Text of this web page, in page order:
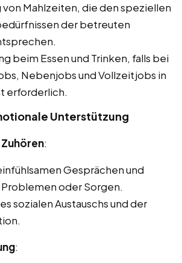
Mahlzeiten, die den speziellen
der betreuten
beim Essen und Trinken, falls bei
Nebenjobs und Vollzeitjobs in
erforderlich.
Unterstützung
:
Gesprächen und
oder Sorgen.
sozialen Austauschs und der
: